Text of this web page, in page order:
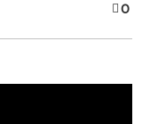
0